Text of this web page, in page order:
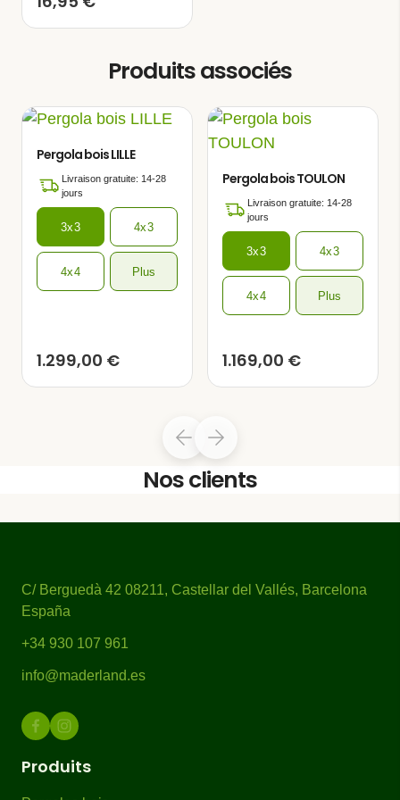
Cette tonnelle de jardin est fabriquée en
bois massif traité provenant du nord de
meilleures propriétés mécaniques face à
toute éventuelle adversité, améliorant la
résistance à la flexion statique, à la
d’une pergola bois sont les poutres, suivies
des traverses et enfin des poteaux. En
général, plus la section du bois est grande
(plus l’épaisseur est importante), plus la
Cette
disponible en
Produits associés
Pergola bois LILLE
Livraison gratuite: 14-28
jours
3x3 4x3
4x4 Plus
1.299,00 €
Pergola bois TOULON
Livraison gratuite: 14-28
jours
3x3 4x3
4x4 Plus
1.169,00 €
Nos clients
C/ Berguedà 42 08211, Castellar del Vallés, Barcelona
España
+34 930 107 961
info@maderland.es
Produits